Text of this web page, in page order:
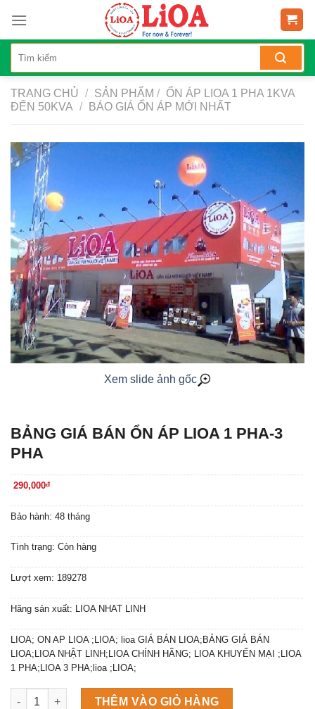
content
TRANG CHỦ / SẢN PHẨM / ỔN ÁP LIOA 1 PHA 1KVA
ĐẾN 50KVA / BÁO GIÁ ỔN ÁP MỚI NHẤT
Xem slide ảnh gốc
BẢNG GIÁ BÁN ỔN ÁP LIOA 1 PHA-3
PHA
290,000đ
Bảo hành: 48 tháng
Tình trạng: Còn hàng
Lượt xem: 189278
Hãng sản xuất: LIOA NHAT LINH
LIOA; ON AP LIOA ;LIOA; lioa GIÁ BÁN LIOA;BẢNG GIÁ BÁN
LIOA;LIOA NHẬT LINH;LIOA CHÍNH HÃNG; LIOA KHUYẾN MẠI ;LIOA
1 PHA;LIOA 3 PHA;lioa ;LIOA;
Máy làm đá viên Scotsman NW458AS số lượng
THÊM VÀO GIỎ HÀNG